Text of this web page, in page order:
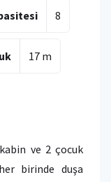
8
17 m
ve 2 çocuk
birinde duşa